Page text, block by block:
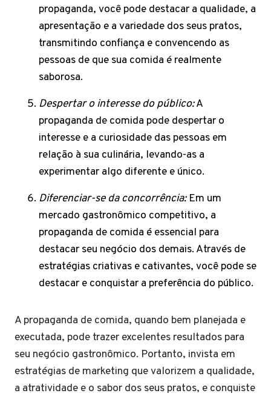
propaganda, você pode destacar a qualidade, a
apresentação e a variedade dos seus pratos,
transmitindo confiança e convencendo as
pessoas de que sua comida é realmente
saborosa.
Despertar o interesse do público:A
propaganda de comida pode despertar o
interesse e a curiosidade das pessoas em
relação à sua culinária, levando-as a
experimentar algo diferente e único.
Diferenciar-se da concorrência:Em um
mercado gastronômico competitivo, a
propaganda de comida é essencial para
destacar seu negócio dos demais. Através de
estratégias criativas e cativantes, você pode se
destacar e conquistar a preferência do público.
A propaganda de comida, quando bem planejada e
executada, pode trazer excelentes resultados para
seu negócio gastronômico. Portanto, invista em
estratégias de marketing que valorizem a qualidade,
a atratividade e o sabor dos seus pratos, e conquiste